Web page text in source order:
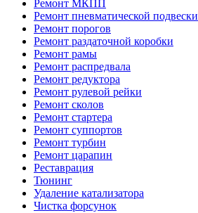
Ремонт МКПП
Ремонт пневматической подвески
Ремонт порогов
Ремонт раздаточной коробки
Ремонт рамы
Ремонт распредвала
Ремонт редуктора
Ремонт рулевой рейки
Ремонт сколов
Ремонт стартера
Ремонт суппортов
Ремонт турбин
Ремонт царапин
Реставрация
Тюнинг
Удаление катализатора
Чистка форсунок